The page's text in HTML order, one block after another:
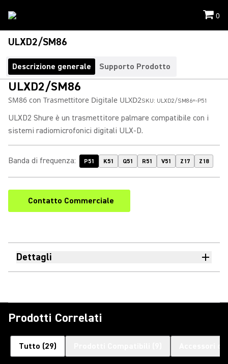
0
ULXD2/SM86
Descrizione generale Supporto Prodotto
ULXD2/SM86
SM86 con Trasmettitore Digitale ULXD2SKU: ULXD2/SM86=-P51
ULXD2 Shure è un trasmettitore palmare compatibile con i
sistemi radiomicrofonici digitali ULX-D.
Banda di frequenza: P51 K51 Q51 R51 V51 Z17 Z18
Contatto Commerciale
Dettagli
Prodotti Correlati
Tutto (29)